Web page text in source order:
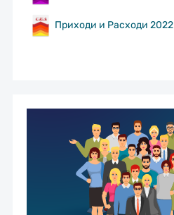
Приходи и Расходи 2022